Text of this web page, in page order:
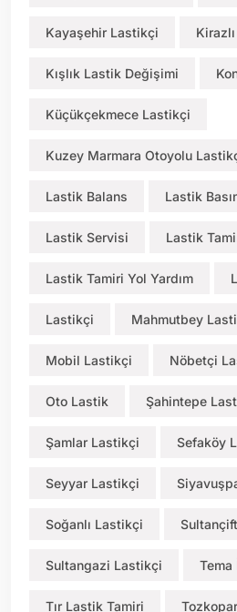
Kayaşehir Lastikçi
Kışlık Lastik Değişimi
Küçükçekmece Lastikçi
Kuzey Marmara Otoyolu
Lastik Balans Lastik
Lastik Servisi Lastik
Lastik Tamiri Yol Yardım
Lastikçi Mahmutbey
Mobil Lastikçi Nöbetçi
Oto Lastik Şahintepe
Şamlar Lastikçi Sefaköy
Seyyar Lastikçi
Soğanlı Lastikçi
Sultangazi Lastikçi
Tır Lastik Tamiri